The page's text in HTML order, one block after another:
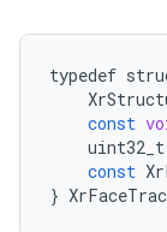
typedef
const
uint32_t
const
}